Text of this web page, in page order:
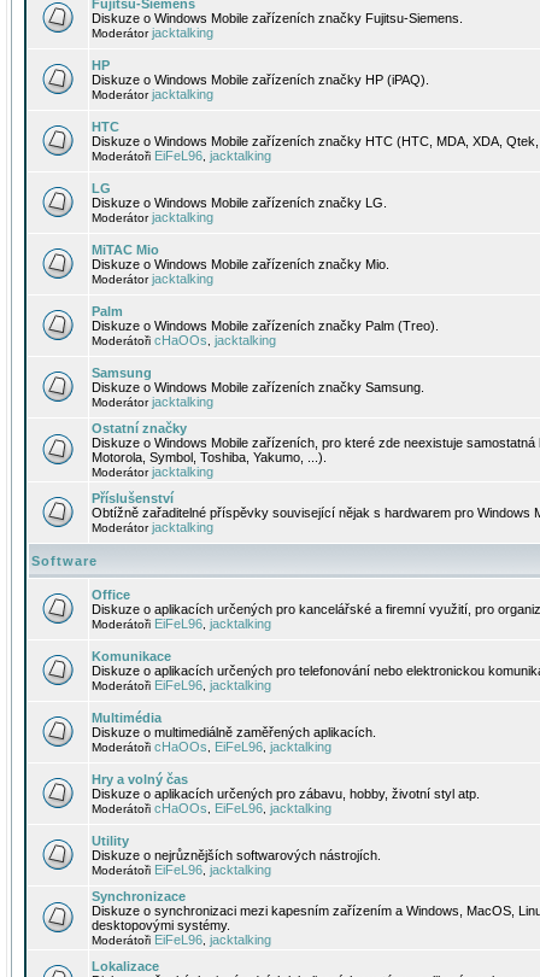
Fujitsu-Siemens
Diskuze o Windows Mobile zařízeních značky Fujitsu-Siemens.
Moderátorjacktalking
HP
Diskuze o Windows Mobile zařízeních značky HP (iPAQ).
Moderátorjacktalking
HTC
Diskuze o Windows Mobile zařízeních značky HTC (HTC, MDA, XDA,
Moderátoři EiFeL96 jacktalking
LG
Diskuze o Windows Mobile zařízeních značky LG.
Moderátorjacktalking
MiTAC Mio
Diskuze o Windows Mobile zařízeních značky Mio.
Moderátorjacktalking
Palm
Diskuze o Windows Mobile zařízeních značky Palm (Treo).
Moderátoři cHaOOs jacktalking
Samsung
Diskuze o Windows Mobile zařízeních značky Samsung.
Moderátorjacktalking
Ostatní značky
Diskuze o Windows Mobile zařízeních, pro které zde neexistuje
Motorola, Symbol, Toshiba, Yakumo, ...).
Moderátorjacktalking
Příslušenství
Obtížně zařaditelné příspěvky související nějak s hardwarem pro Windows
Moderátorjacktalking
Software
Office
Diskuze o aplikacích určených pro kancelářské a firemní využití, pro
Moderátoři EiFeL96 jacktalking
Komunikace
Diskuze o aplikacích určených pro telefonování nebo elektronickou
Moderátoři EiFeL96 jacktalking
Multimédia
Diskuze o multimediálně zaměřených aplikacích.
Moderátoři cHaOOs EiFeL96 jacktalking
Hry a volný čas
Diskuze o aplikacích určených pro zábavu, hobby, životní styl atp.
Moderátoři cHaOOs EiFeL96 jacktalking
Utility
Diskuze o nejrůznějších softwarových nástrojích.
Moderátoři EiFeL96 jacktalking
Synchronizace
Diskuze o synchronizaci mezi kapesním zařízením a Windows, MacOS,
desktopovými systémy.
Moderátoři EiFeL96 jacktalking
Lokalizace